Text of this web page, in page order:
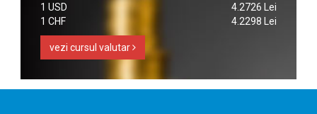
1 USD
4.2726 Lei
1 CHF
4.2298 Lei
vezi cursul valutar